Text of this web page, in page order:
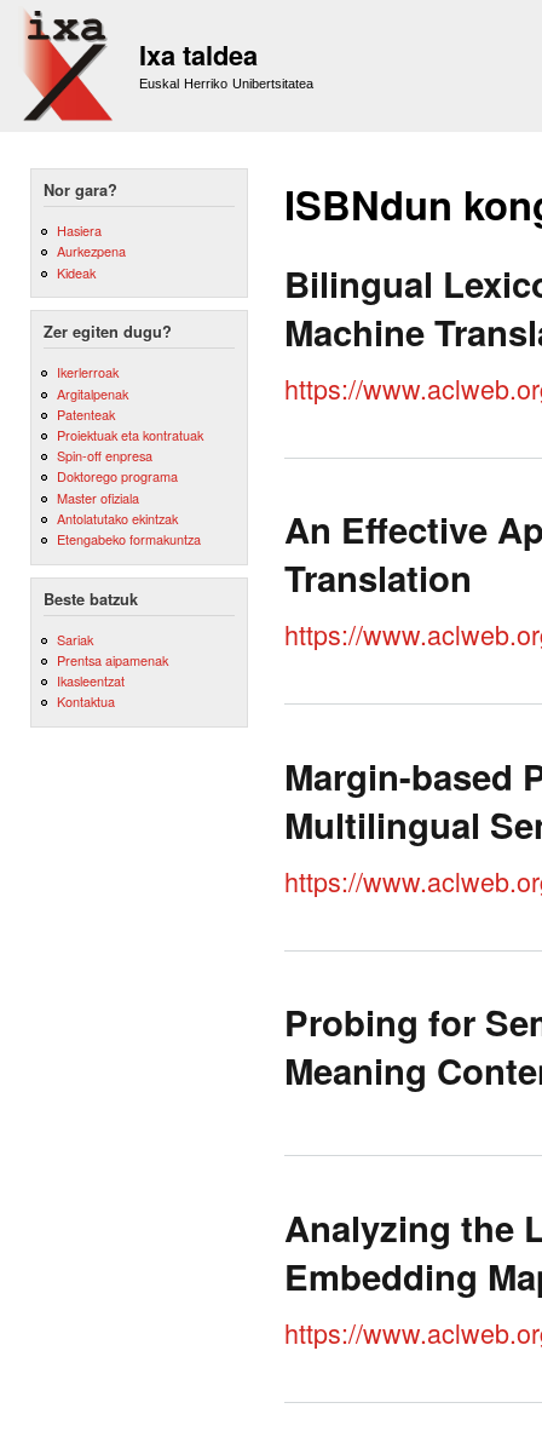
Ixa taldea
Euskal Herriko Unibertsitatea
Nor gara?
Hasiera
Aurkezpena
Kideak
Zer egiten dugu?
Ikerlerroak
Argitalpenak
Patenteak
Proiektuak eta kontratuak
Spin-off enpresa
Doktorego programa
Master ofiziala
Antolatutako ekintzak
Etengabeko formakuntza
Beste batzuk
Sariak
Prentsa aipamenak
Ikasleentzat
Kontaktua
ISBNdun
Bilingual
Machine
https://
An Effective
Translation
https://
Margin-based
Multilingual
https://
Probing for
Meaning
Analyzing the
Embedding
https://